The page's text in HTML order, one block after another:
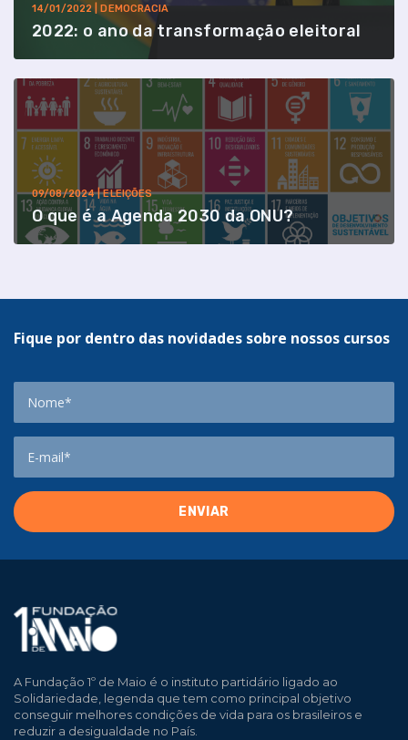
14/01/2022 | DEMOCRACIA
2022: o ano da transformação eleitoral
09/08/2024 | ELEIÇÕES
O que é a Agenda 2030 da ONU?
Fique por dentro das novidades sobre nossos cursos
A Fundação 1º de Maio é o instituto partidário ligado ao
Solidariedade, legenda que tem como principal objetivo
conseguir melhores condições de vida para os brasileiros e
reduzir a desigualdade no País.